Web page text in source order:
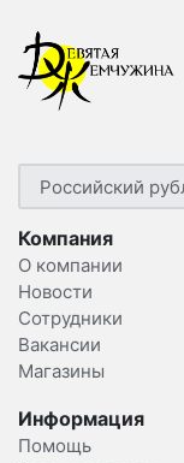
Компания
О компании
Новости
Сотрудники
Вакансии
Магазины
Информация
Помощь